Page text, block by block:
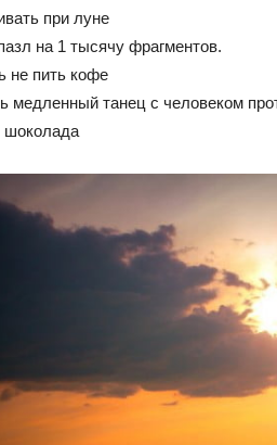
при луне
на 1 тысячу фрагментов.
не пить кофе
медленный танец с человеком
шоколада